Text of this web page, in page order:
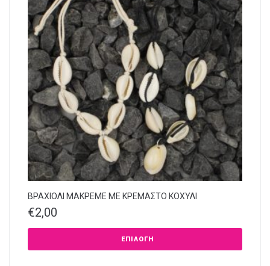
ΒΡΑΧΙΟΛΙ ΜΑΚΡΕΜΕ ΜΕ ΚΡΕΜΑΣΤΟ ΚΟΧΥΛΙ
€2,00
ΕΠΙΛΟΓΉ